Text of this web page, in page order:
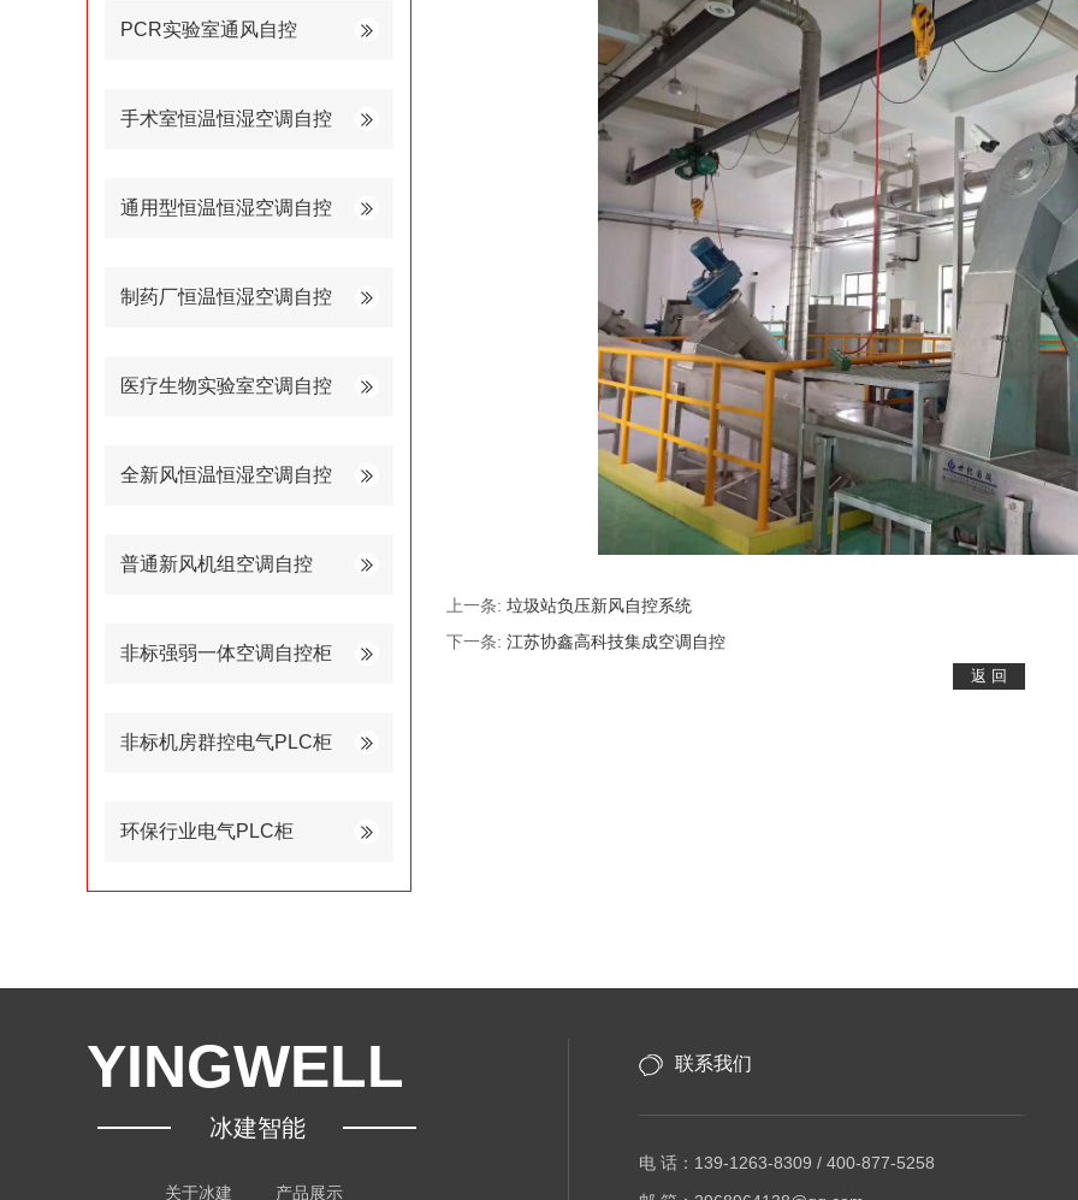
PCR实验室通风自控
手术室恒温恒湿空调自控
通用型恒温恒湿空调自控
制药厂恒温恒湿空调自控
医疗生物实验室空调自控
全新风恒温恒湿空调自控
普通新风机组空调自控
非标强弱一体空调自控柜
非标机房群控电气PLC柜
环保行业电气PLC柜
上一条: 垃圾站负压新风自控系统
下一条: 江苏协鑫高科技集成空调自控
YINGWELL
冰建智能
关于冰建 产品展示
联系我们
电 话：139-1263-8309 / 400-877-5258